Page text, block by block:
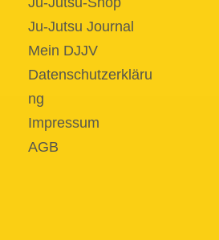
Ju-Jutsu Journal
Mein DJJV
Datenschutzerkläru
ng
Impressum
AGB